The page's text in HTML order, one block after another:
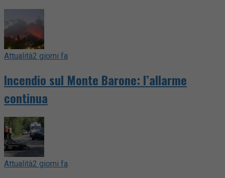
Attualità2 giorni fa
Incendio sul Monte Barone: l’allarme
continua
Attualità2 giorni fa